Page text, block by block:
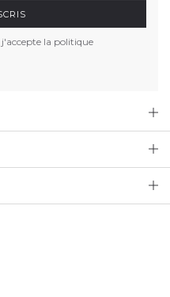
la politique